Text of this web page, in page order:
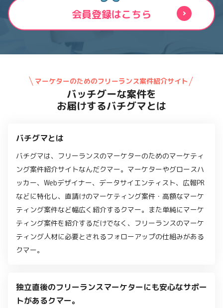
会員登録はこちら
マーケターのためのフリーランス案件紹介サイト
バッチグーな案件を
お届けするバチグマとは
バチグマとは
バチグマは、フリーランスのマーケターのためのマーケティ
ング案件紹介サイトなんだクマー。マーケターやグロースハ
ッカー、Webデザイナー、データサイエンティスト、広報PR
などに特化し、直請けのマーケティング案件・高額なマーケ
ティング案件など幅広く紹介するクマー。また単純にマーケ
ティング案件を紹介するだけでなく、フリーランスのマーケ
ティング人材に必要とされるフォローアップの仕組みがある
クマー。
独立直後のフリーランスマーケターにも安心なサポー
トがあるクマー。